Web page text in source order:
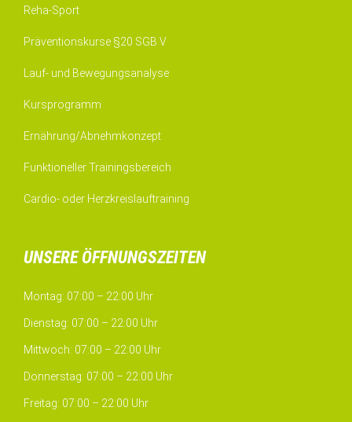
Reha-Sport
Präventionskurse §20 SGB V
Lauf- und Bewegungsanalyse
Kursprogramm
Ernährung/Abnehmkonzept
Funktioneller Trainingsbereich
Cardio- oder Herzkreislauftraining
UNSERE ÖFFNUNGSZEITEN
Montag: 07:00 – 22:00 Uhr
Dienstag: 07:00 – 22:00 Uhr
Mittwoch: 07:00 – 22:00 Uhr
Donnerstag: 07:00 – 22:00 Uhr
Freitag: 07:00 – 22:00 Uhr